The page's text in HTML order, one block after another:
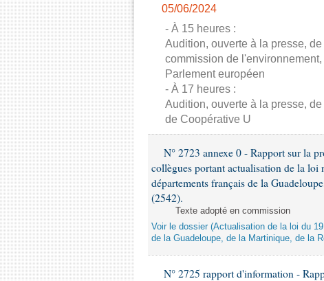
05/06/2024
- À 15 heures :
Audition, ouverte à la presse,
commission de
Parlement européen
- À 17 heures :
Audition, ouverte à la presse,
de Coopérative U
N° 2723 annexe 0 - Rapport sur la
collègues portant actualisation de la loi
départements français de la
(2542).
Texte adopté en commission
Voir le dossier (Actualisation de la loi du
de la Guadeloupe, de la Martinique, de la
N° 2725 rapport d'information -